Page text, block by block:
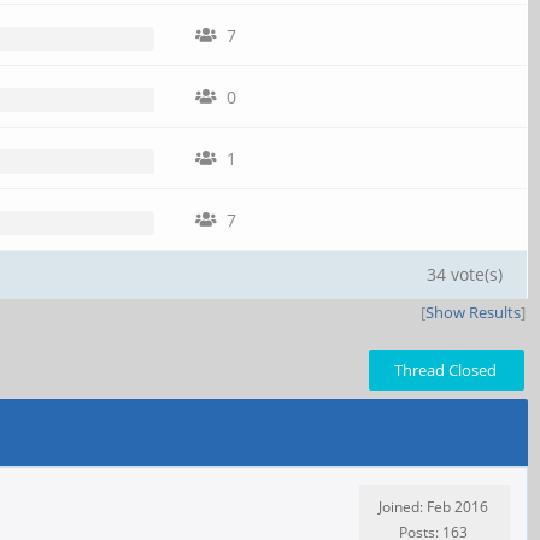
7
0
1
7
34 vote(s)
[Show Results]
Thread Closed
Joined: Feb 2016
Posts: 163